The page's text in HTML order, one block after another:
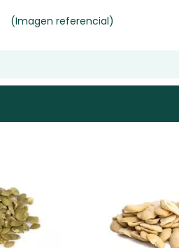
(Imagen referencial)